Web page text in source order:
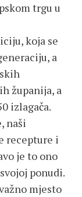
trgu u
koja se
a
županija, a
izlagača.
naši
recepture i
je to ono
ponudi.
mjesto